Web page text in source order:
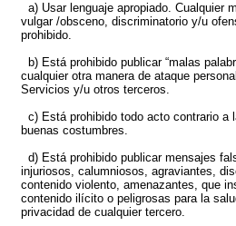
a) Usar lenguaje apropiado. Cualquier
vulgar /obsceno, discriminatorio y/u
prohibido.
b) Está prohibido publicar “malas
cualquier otra manera de ataque
Servicios y/u otros terceros.
c) Está prohibido todo acto contrario a
buenas costumbres.
d) Está prohibido publicar mensajes
injuriosos, calumniosos, agraviantes,
contenido violento, amenazantes, que
contenido ilícito o peligrosas para la
privacidad de cualquier tercero.